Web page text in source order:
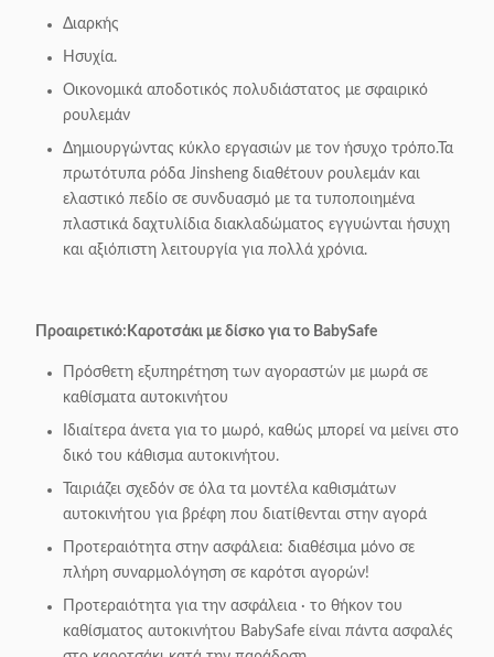
Διαρκής
Ησυχία.
Οικονομικά αποδοτικός πολυδιάστατος με σφαιρικό
ρουλεμάν
Δημιουργώντας κύκλο εργασιών με τον ήσυχο τρόπο.Τα
πρωτότυπα ρόδα Jinsheng διαθέτουν ρουλεμάν και
ελαστικό πεδίο σε συνδυασμό με τα τυποποιημένα
πλαστικά δαχτυλίδια διακλαδώματος εγγυώνται ήσυχη
και αξιόπιστη λειτουργία για πολλά χρόνια.
Προαιρετικό: Καροτσάκι με δίσκο για το BabySafe
Πρόσθετη εξυπηρέτηση των αγοραστών με μωρά σε
καθίσματα αυτοκινήτου
Ιδιαίτερα άνετα για το μωρό, καθώς μπορεί να μείνει στο
δικό του κάθισμα αυτοκινήτου.
Ταιριάζει σχεδόν σε όλα τα μοντέλα καθισμάτων
αυτοκινήτου για βρέφη που διατίθενται στην αγορά
Προτεραιότητα στην ασφάλεια: διαθέσιμα μόνο σε
πλήρη συναρμολόγηση σε καρότσι αγορών!
Προτεραιότητα για την ασφάλεια ∙ το θήκον του
καθίσματος αυτοκινήτου BabySafe είναι πάντα ασφαλές